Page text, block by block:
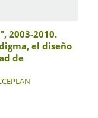
2003-2010.
el diseño
de